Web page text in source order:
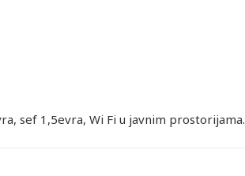
sef 1,5evra, Wi Fi u javnim prostorijama.